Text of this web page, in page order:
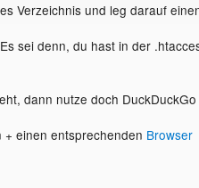
Verzeichnis und leg darauf
sei denn, du hast in der
dann nutze doch DuckDuckGo
einen entsprechenden Browser